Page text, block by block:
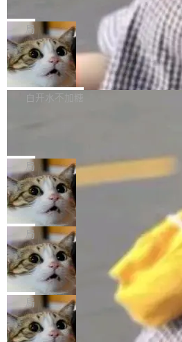
iel Gross 来自 Weil 律所，2 月 23 日
给 OpenAI 总法律顾问 Che Chang 发
件，附了一封长信，要求 OpenAI 配合
果员工带走机密信...
C版的产品，搭载“人机双写”重磅功
你的，AI写AI的，同屏协作互不干扰。
AI帮你干活，现在开启全新体验！ 温
体验WorkBuddy鸿蒙PC版前，请将
atePad Edge 升级至 HarmonyOS
P9 patch03及以上版本。 *升级路径：
全球知名开源多媒体框架 FFmpeg 今
布了 9.0 版本。这个版本除了带来新一
处理能力和硬件加速支持之外，还有一
处：FFmpeg 9.0 的代号是“Lei”。 这
来自中国开发者雷霄骅（Lei Xiaohua
很多中国音视频开发者而言，这个名字
“启蒙老师”。 而今年，恰好是雷霄骅离
年。FFmpeg 社区最终选择用一个大版
字，留下了这份纪念。 雷霄骅曾是中国
数字电视技术方向的博士生，长期从事
频技...
局
亚马逊成本失控：AI 写代码烧掉
万元，超预算 860%
外媒近日曝光了亚马逊的多份内部报告
导致公司在多个项目上超支。《金融时
编写程序，目标是完成电商平台作者信
列表的数据匹配 —— 一项常规的数据处
务，最终却产生了 180 万美元的账单，
超出原定预算 860%。 更令人意外的
最终并未成功落地，而高额算力消耗持
达 5 个月，公司直到财务对账时才察觉
意味着一个无人看管的 AI 程序，在近
里日夜不停地"烧钱"。 复盘显示，...
白开水不加糖
e CEO Clément Delangue 在 CNBC
没有拐弯抹角。他说中国正在赢得 AI 竞
且按目前的速度，中国 AI 工具预计在今
2027 年就能追上美国前沿实验室的水
ngue 把原因归结为一件事：开放协作
AI 开发者在一个共享和协作的生态里
而美国模型厂商在"闭门造车"。他的原
ding in silos"——各自为战，互不通气
断从他嘴里说出来分量不同。Hugging
全球最大的开源 AI 平台，上面跑着上
型。谁在开源赛道上领先，...
局
当 AI agent 把源码变成了最好的扩
统，开发者工具必须开源
五年前，David Crawshaw 问过很多软
一个问题：你写过什么给自己用的程序
乎都是没有。工程师们整天用别人写的
序给别人用。偶尔有人自己写个博客系
家居控制、家庭实验室，都算稀奇事。
aw 是 Shelley 的作者，一个开源 AI
nt。他最近在博客上写了一篇文章，核
简单：开发者工具必须开源。 理由不
局
DeepSeek Harness 宣布内测邀请
网最大规模开源 Agent 路演现场诞
一条内测招募帖，发出去的时候大概没
会变成一场开源 Agent 生态的路演。
DeepSeek Harness 团队负责人崔添
i）在 X 上发帖： 「如果你是 Agent
局
商汤 SenseNova U1.5-Lite-